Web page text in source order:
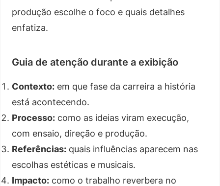
produção escolhe o foco e quais detalhes
enfatiza.
Guia de atenção durante a exibição
Contexto: em que fase da carreira a história
está acontecendo.
Processo: como as ideias viram execução,
com ensaio, direção e produção.
Referências: quais influências aparecem nas
escolhas estéticas e musicais.
Impacto: como o trabalho reverbera no